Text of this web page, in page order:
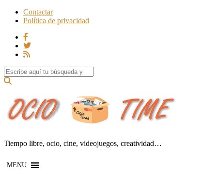
Contactar
Política de privacidad
Search for:
Tiempo libre, ocio, cine, videojuegos, creatividad…
MENU